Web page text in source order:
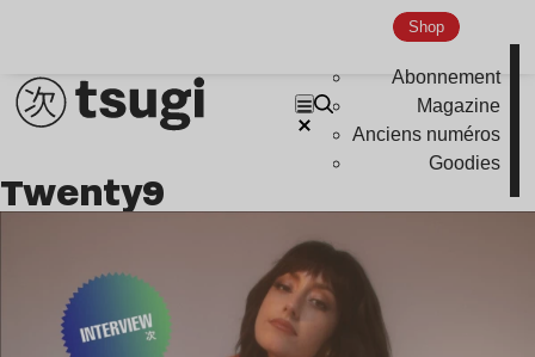
Shop
Abonnement
Magazine
Anciens numéros
Goodies
Twenty9